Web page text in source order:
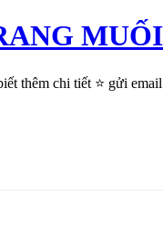
thêm chi tiết ⭐ gửi